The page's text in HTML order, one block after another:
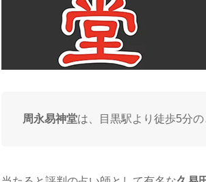
周永易神堂は、目黒駅より徒歩5分の